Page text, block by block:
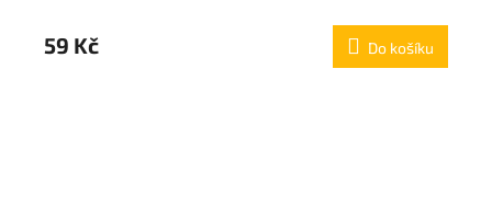
59 Kč Do košíku